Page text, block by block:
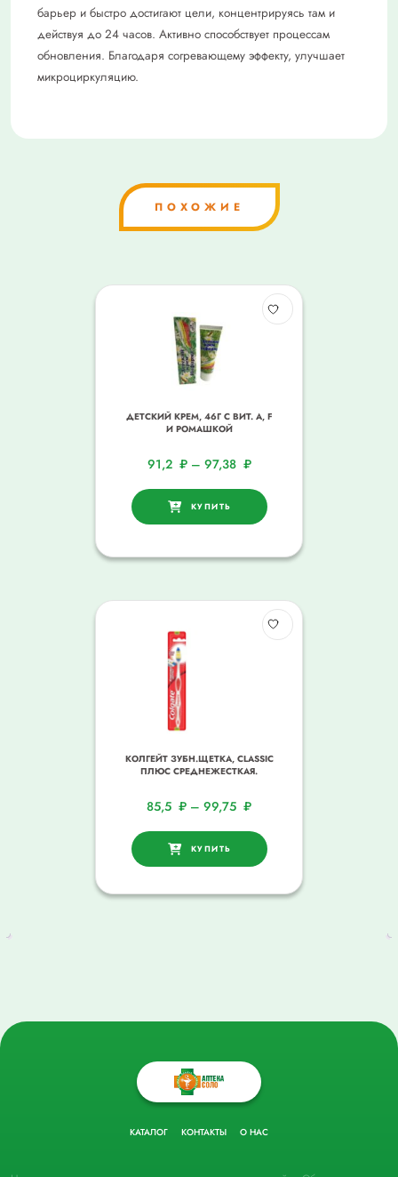
барьер и быстро достигают цели, концентрируясь там и
действуя до 24 часов. Активно способствует процессам
обновления. Благодаря согревающему эффекту, улучшает
микроциркуляцию.
ПОХОЖИЕ
ДЕТСКИЙ КРЕМ, 46Г С ВИТ. A, F
И РОМАШКОЙ
91,2 ₽ – 97,38 ₽
КУПИТЬ
КОЛГЕЙТ ЗУБН.ЩЕТКА, CLASSIC
ПЛЮС СРЕДНЕЖЕСТКАЯ.
85,5 ₽ – 99,75 ₽
КУПИТЬ
КАТАЛОГ КОНТАКТЫ О НАС